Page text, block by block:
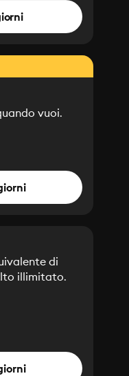
vuoi.
di
illimitato.